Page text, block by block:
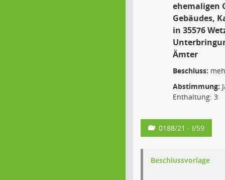
ehemaligen
Gebäudes,
in 35576
Ämter
Beschluss:
Abstimmung:
Enthaltung: 3
0188/21 - I/59
Beschlussvorlage